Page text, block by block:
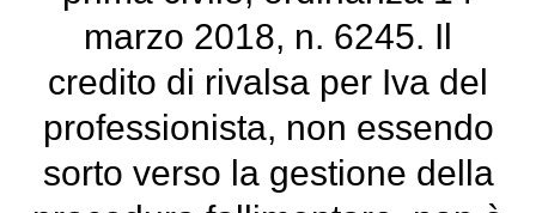
marzo 2018, n. 6245. Il
credito di rivalsa per Iva del
professionista, non essendo
sorto verso la gestione della